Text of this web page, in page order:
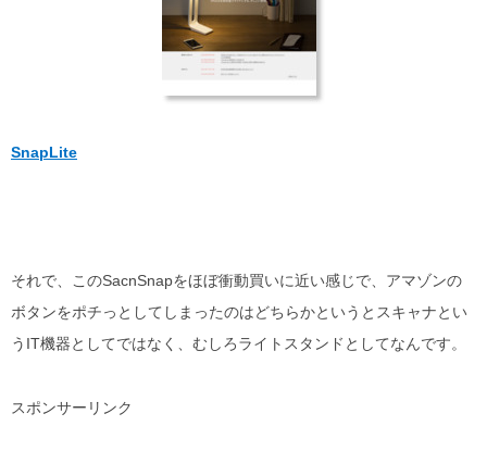
SnapLite
それで、このSacnSnapをほぼ衝動買いに近い感じで、アマゾンの
ボタンをポチっとしてしまったのはどちらかというとスキャナとい
うIT機器としてではなく、むしろライトスタンドとしてなんです。
スポンサーリンク